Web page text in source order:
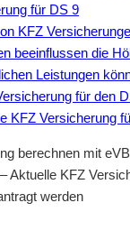
für DS 9
KFZ
beeinflussen die
Leistungen
für den
KFZ Versicherung
Aktuelle KFZ
werden